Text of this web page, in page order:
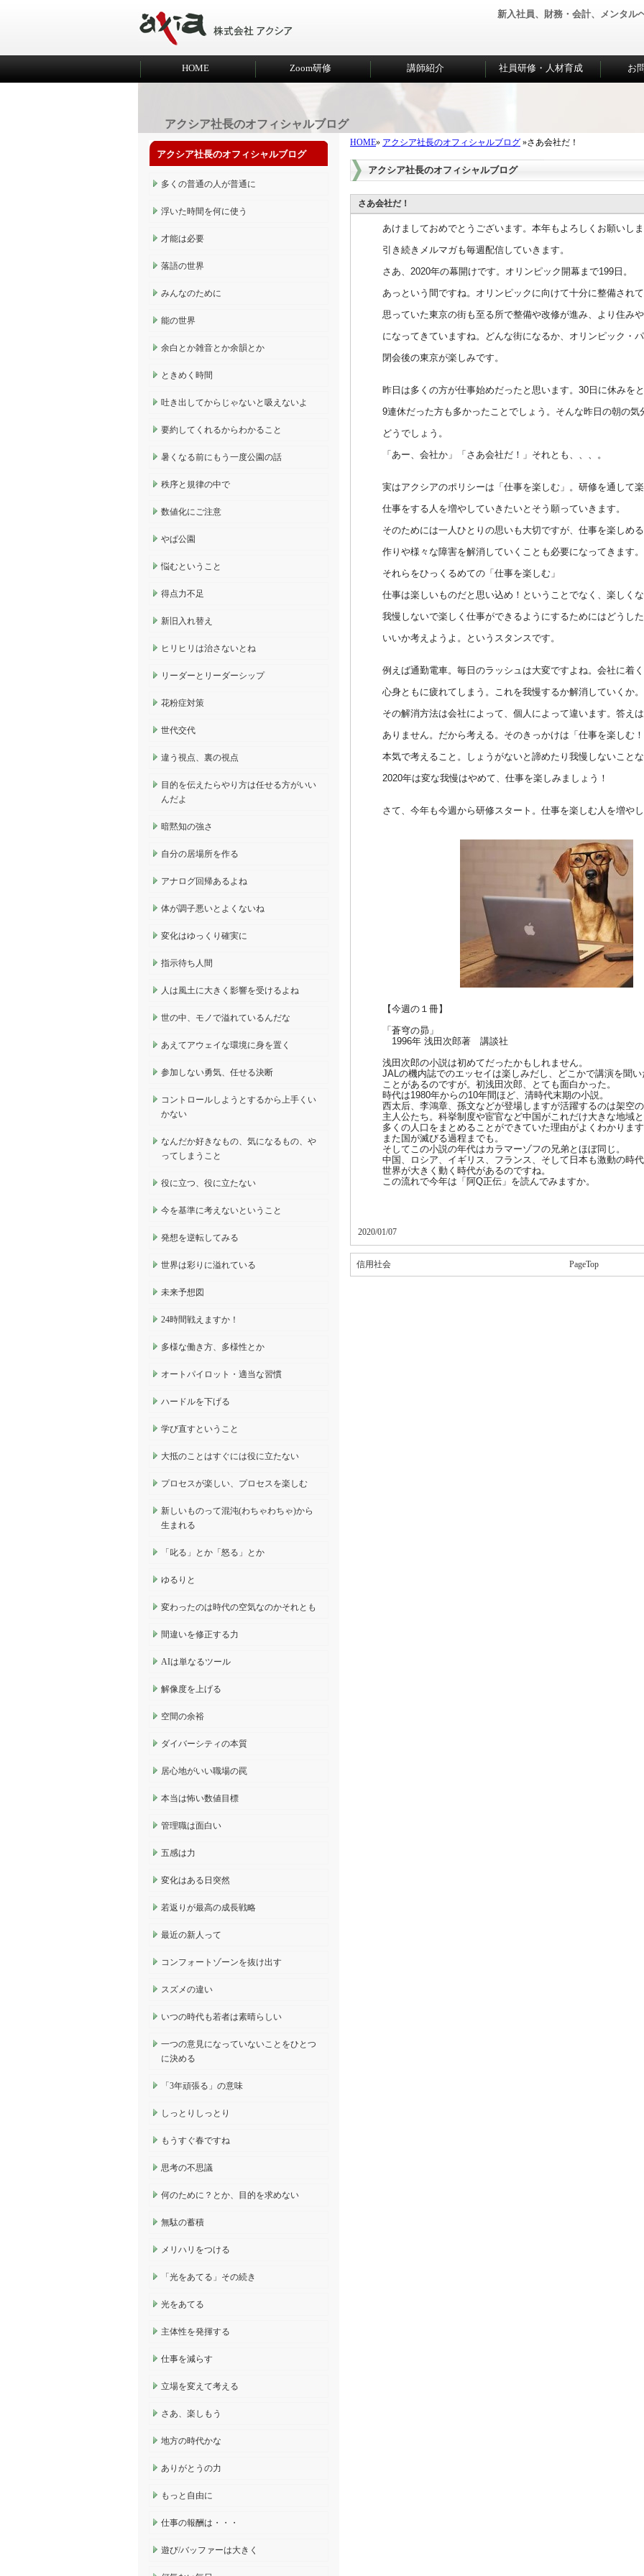
新入社員、財務・会計、メンタ
HOME Zoom研修 講師紹介 社員研修・人材育成 お
アクシア社長のオフィシャルブログ
HOME» アクシア社長のオフィシャルブログ »さあ会社だ！
アクシア社長のオフィシャルブログ
さあ会社だ！
あけましておめでとうございます。本年もよろしくお願いしま
引き続きメルマガも毎週配信していきます。
さあ、2020年の幕開けです。オリンピック開幕まで199日。
あっという間ですね。オリンピックに向けて十分に整備され
思っていた東京の街も至る所で整備や改修が進み、より住み
になってきていますね。どんな街になるか、オリンピック・パ
閉会後の東京が楽しみです。
昨日は多くの方が仕事始めだったと思います。30日に休みを
9連休だった方も多かったことでしょう。そんな昨日の朝の気
どうでしょう。
「あー、会社か」「さあ会社だ！」それとも、、、。
実はアクシアのポリシーは「仕事を楽しむ」。研修を通して楽
仕事をする人を増やしていきたいとそう願っていきます。
そのためには一人ひとりの思いも大切ですが、仕事を楽しめ
作りや様々な障害を解消していくことも必要になってきます。
それらをひっくるめての「仕事を楽しむ」
仕事は楽しいものだと思い込め！ということでなく、楽しく
我慢しないで楽しく仕事ができるようにするためにはどうし
いいか考えようよ。というスタンスです。
例えば通勤電車。毎日のラッシュは大変ですよね。会社に着
心身ともに疲れてしまう。これを我慢するか解消していくか。
その解消方法は会社によって、個人によって違います。答え
ありません。だから考える。そのきっかけは「仕事を楽しむ！
本気で考えること。しょうがないと諦めたり我慢しないこと
2020年は変な我慢はやめて、仕事を楽しみましょう！
さて、今年も今週から研修スタート。仕事を楽しむ人を増や
【今週の１冊】
「蒼穹の昴」
1996年 浅田次郎著 講談社
浅田次郎の小説は初めてだったかもしれません。
JALの機内誌でのエッセイは楽しみだし、どこかで講演を聞い
ことがあるのですが。初浅田次郎、とても面白かった。
時代は1980年からの10年間ほど、清時代末期の小説。
西太后、李鴻章、孫文などが登場しますが活躍するのは架空の
主人公たち。科挙制度や宦官など中国がこれだけ大きな地域と
多くの人口をまとめることができていた理由がよくわかります
また国が滅びる過程までも。
そしてこの小説の年代はカラマーゾフの兄弟とほぼ同じ。
中国、ロシア、イギリス、フランス、そして日本も激動の時代
世界が大きく動く時代があるのですね。
この流れで今年は「阿Q正伝」を読んでみますか。
2020/01/07
信用社会 PageTop
アクシア社長のオフィシャルブログ
多くの普通の人が普通に
浮いた時間を何に使う
才能は必要
落語の世界
みんなのために
能の世界
余白とか雑音とか余韻とか
ときめく時間
吐き出してからじゃないと吸えないよ
要約してくれるからわかること
暑くなる前にもう一度公園の話
秩序と規律の中で
数値化にご注意
やぱ公園
悩むということ
得点力不足
新旧入れ替え
ヒリヒリは治さないとね
リーダーとリーダーシップ
花粉症対策
世代交代
違う視点、裏の視点
目的を伝えたらやり方は任せる方がいい
んだよ
暗黙知の強さ
自分の居場所を作る
アナログ回帰あるよね
体が調子悪いとよくないね
変化はゆっくり確実に
指示待ち人間
人は風土に大きく影響を受けるよね
世の中、モノで溢れているんだな
あえてアウェイな環境に身を置く
参加しない勇気、任せる決断
コントロールしようとするから上手くい
かない
なんだか好きなもの、気になるもの、や
ってしまうこと
役に立つ、役に立たない
今を基準に考えないということ
発想を逆転してみる
世界は彩りに溢れている
未来予想図
24時間戦えますか！
多様な働き方、多様性とか
オートパイロット・適当な習慣
ハードルを下げる
学び直すということ
大抵のことはすぐには役に立たない
プロセスが楽しい、プロセスを楽しむ
新しいものって混沌(わちゃわちゃ)から
生まれる
「叱る」とか「怒る」とか
ゆるりと
変わったのは時代の空気なのかそれとも
間違いを修正する力
AIは単なるツール
解像度を上げる
空間の余裕
ダイバーシティの本質
居心地がいい職場の罠
本当は怖い数値目標
管理職は面白い
五感は力
変化はある日突然
若返りが最高の成長戦略
最近の新人って
コンフォートゾーンを抜け出す
スズメの違い
いつの時代も若者は素晴らしい
一つの意見になっていないことをひとつ
に決める
「3年頑張る」の意味
しっとりしっとり
もうすぐ春ですね
思考の不思議
何のために？とか、目的を求めない
無駄の蓄積
メリハリをつける
「光をあてる」その続き
光をあてる
主体性を発揮する
仕事を減らす
立場を変えて考える
さあ、楽しもう
地方の時代かな
ありがとうの力
もっと自由に
仕事の報酬は・・・
遊び/バッファーは大きく